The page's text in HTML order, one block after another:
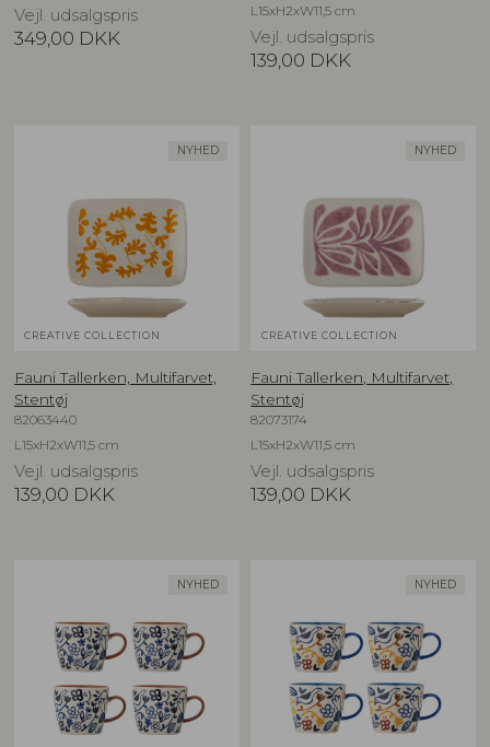
Vejl. udsalgspris
349,00 DKK
L15xH2xW11,5 cm
Vejl. udsalgspris
139,00 DKK
NYHED
CREATIVE COLLECTION
Fauni Tallerken, Multifarvet,
Stentøj
82063440
L15xH2xW11,5 cm
Vejl. udsalgspris
139,00 DKK
NYHED
CREATIVE COLLECTION
Fauni Tallerken, Multifarvet,
Stentøj
82073174
L15xH2xW11,5 cm
Vejl. udsalgspris
139,00 DKK
NYHED NYHED